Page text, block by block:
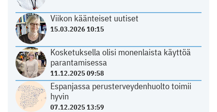
Viikon käänteiset uutiset
15.03.2026 10:15
Kosketuksella olisi monenlaista käyttöä
parantamisessa
11.12.2025 09:58
Espanjassa perusterveydenhuolto toimii
hyvin
07.12.2025 13:59